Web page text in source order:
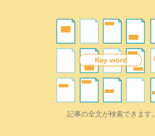
記事の全文が検索できます。